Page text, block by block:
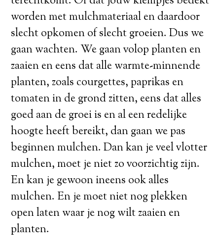
worden met mulchmateriaal en daardoor
slecht opkomen of slecht groeien. Dus we
gaan wachten. We gaan volop planten en
zaaien en eens dat alle warmte-minnende
planten, zoals courgettes, paprikas en
tomaten in de grond zitten, eens dat alles
goed aan de groei is en al een redelijke
hoogte heeft bereikt, dan gaan we pas
beginnen mulchen. Dan kan je veel vlotter
mulchen, moet je niet zo voorzichtig zijn.
En kan je gewoon ineens ook alles
mulchen. En je moet niet nog plekken
open laten waar je nog wilt zaaien en
planten.